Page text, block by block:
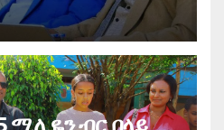
ሚሊዬን ብር በላይ